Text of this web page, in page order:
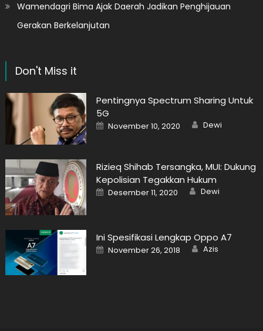
Wamendagri Bima Ajak Daerah Jadikan Penghijauan
Gerakan Berkelanjutan
Don't Miss it
Pentingnya Spectrum Sharing Untuk
5G
Posted
on
November 10, 2020 Author
Dewi
Rizieq Shihab Tersangka, MUI: Dukung
Kepolisian Tegakkan Hukum
Posted
on
Desember 11, 2020 Author
Dewi
Ini Spesifikasi Lengkap Oppo A7
Posted
on
November 26, 2018 Author
Azis